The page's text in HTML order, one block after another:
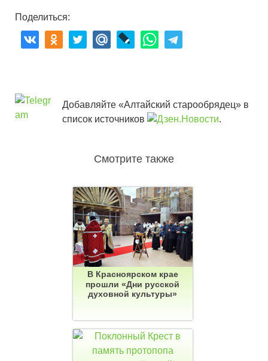
Поделиться:
Добавляйте «Алтайский старообрядец» в
список источников
.
Смотрите также
В Красноярском крае
прошли «Дни русской
духовной культуры»